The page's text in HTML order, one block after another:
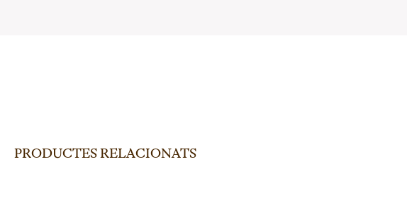
PRODUCTES RELACIONATS